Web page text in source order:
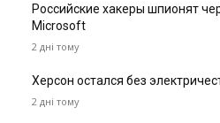
Российские хакеры шпионят
Microsoft
2 дні тому
Херсон остался без
2 дні тому